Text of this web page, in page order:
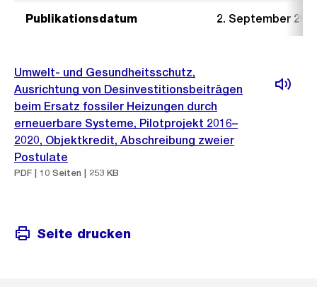
Publikationsdatum 2. September
Umwelt- und Gesundheitsschutz,
Ausrichtung von Desinvestitionsbeiträgen
beim Ersatz fossiler Heizungen durch
erneuerbare Systeme, Pilotprojekt 2016–
2020, Objektkredit, Abschreibung zweier
Postulate
PDF | 10 Seiten | 253 KB
Seite drucken